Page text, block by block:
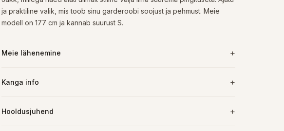
ja praktiline valik, mis toob sinu garderoobi soojust ja pehmust. Meie
modell on 177 cm ja kannab suurust S.
Meie lähenemine
Kanga info
Hooldusjuhend